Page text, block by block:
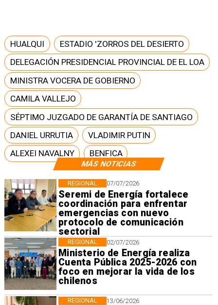
MÁS NOTICIAS
07/07/2026
Seremi de Energía fortalece
coordinación para enfrentar
emergencias con nuevo
protocolo de comunicación
sectorial
REGIONAL
02/07/2026
Ministerio de Energía realiza
Cuenta Pública 2025-2026 con
foco en mejorar la vida de los
chilenos
REGIONAL
13/06/2026
REGIONAL
HUALQUI
ESTADIO 'ZORROS DEL DESIERTO
DELEGACIÓN PRESIDENCIAL PROVINCIAL DE EL LOA
MINISTRA VOCERA DE GOBIERNO
CAMILA VALLEJO
SÉPTIMO JUZGADO DE GARANTÍA DE SANTIAGO
DANIEL URRUTIA
VLADIMIR PUTIN
ALEXEI NAVALNY
BENFICA